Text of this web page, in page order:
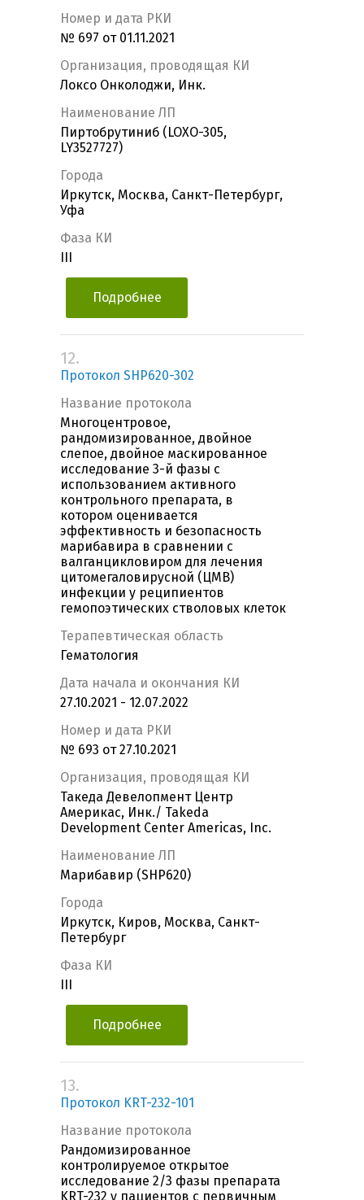
Номер и дата РКИ
№ 697 от 01.11.2021
Организация, проводящая КИ
Локсо Онколоджи, Инк.
Наименование ЛП
Пиртобрутиниб (LOXO-305,
LY3527727)
Города
Иркутск, Москва, Санкт-Петербург,
Уфа
Фаза КИ
Подробнее
12.
Протокол SHP620-302
Название протокола
Многоцентровое,
рандомизированное, двойное
слепое, двойное маскированное
исследование 3-й фазы с
использованием активного
контрольного препарата, в
котором оценивается
эффективность и безопасность
марибавира в сравнении с
валганцикловиром для лечения
цитомегаловирусной (ЦМВ)
инфекции у реципиентов
гемопоэтических стволовых клеток
Терапевтическая область
Гематология
Дата начала и окончания КИ
27.10.2021 - 12.07.2022
Номер и дата РКИ
№ 693 от 27.10.2021
Организация, проводящая КИ
Такеда Девелопмент Центр
Америкас, Инк./ Takeda
Development Center Americas, Inc.
Наименование ЛП
Марибавир (SHP620)
Города
Иркутск, Киров, Москва, Санкт-
Петербург
Фаза КИ
Подробнее
13.
Протокол KRT-232-101
Название протокола
Рандомизированное
контролируемое открытое
исследование 2/3 фазы препарата
KRT-232 у пациентов с первичным